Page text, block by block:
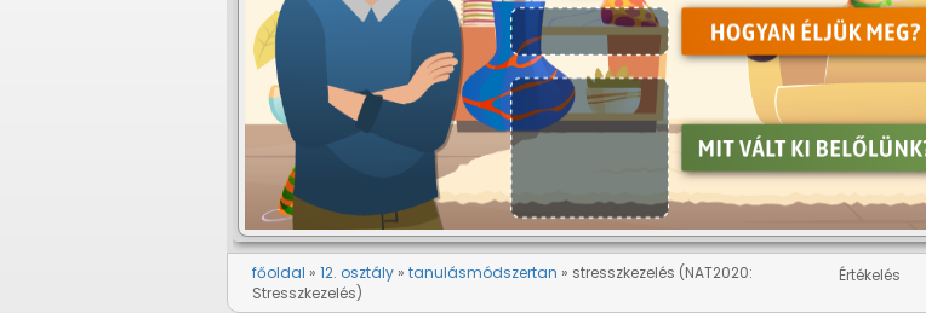
főoldal 12. osztály tanulásmódszertan
stresszkezelés (NAT2020:
Stresszkezelés)
Értékelés